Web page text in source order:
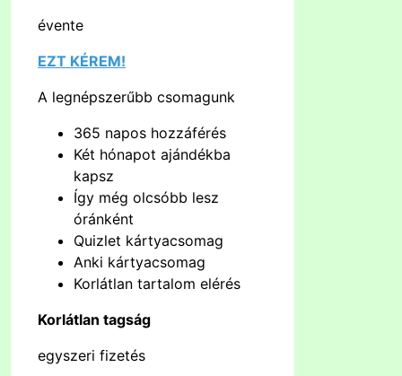
évente
EZT KÉREM!
A legnépszerűbb csomagunk
365 napos hozzáférés
Két hónapot ajándékba
kapsz
Így még olcsóbb lesz
óránként
Quizlet kártyacsomag
Anki kártyacsomag
Korlátlan tartalom elérés
Korlátlan tagság
egyszeri fizetés